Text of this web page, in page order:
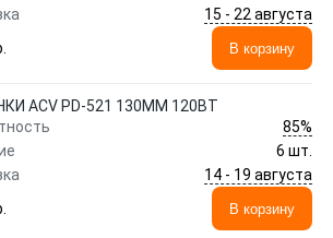
15 - 22 августа
В корзину
ACV PD-521 130ММ 120ВТ
85%
6 шт.
14 - 19 августа
В корзину